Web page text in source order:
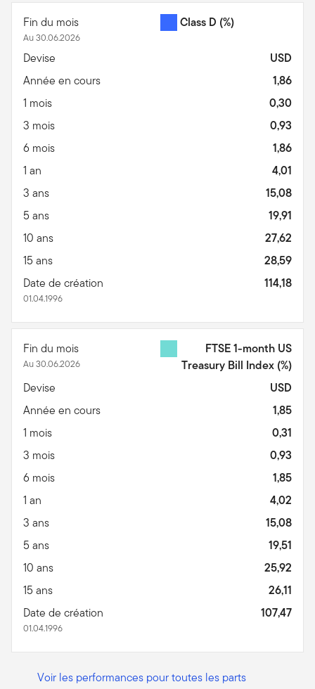
Fin du mois
Au 30.06.2026
Class D (%)
Devise
USD
Année en cours
1,86
1 mois
0,30
3 mois
0,93
6 mois
1,86
1 an
4,01
3 ans
15,08
5 ans
19,91
10 ans
27,62
15 ans
28,59
Date de création
01.04.1996
114,18
Fin du mois
Au 30.06.2026
FTSE 1-month US
Treasury Bill Index (%)
Devise
USD
Année en cours
1,85
1 mois
0,31
3 mois
0,93
6 mois
1,85
1 an
4,02
3 ans
15,08
5 ans
19,51
10 ans
25,92
15 ans
26,11
Date de création
01.04.1996
107,47
Voir les performances pour toutes les parts